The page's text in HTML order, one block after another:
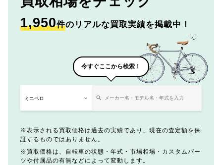
1,950件のリアルな買取実績を掲載中！
今すぐここから検索！
表示される買取価格は過去の実績であり、現在の査定額を保
証するものではありません。
買取価格は、自転車の状態・年式・市場相場・カスタムパー
ツや付属品の有無などによって変動します。